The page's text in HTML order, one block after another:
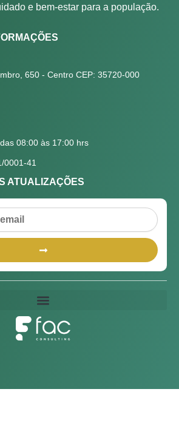
e bem-estar para a população.
650 - Centro CEP: 35720-000
08:00 às 17:00 hrs
0001-41
ATUALIZAÇÕES